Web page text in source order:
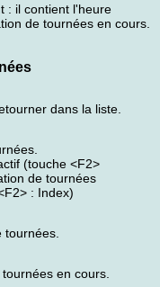
: il contient l'heure
de tournées en cours.
dans la liste.
(touche <F2>
de tournées
: Index)
en cours.